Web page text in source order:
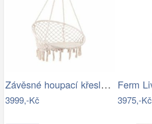
Závěsné houpací křeslo ve stylu hipís -…
3999,-Kč 3975,-Kč